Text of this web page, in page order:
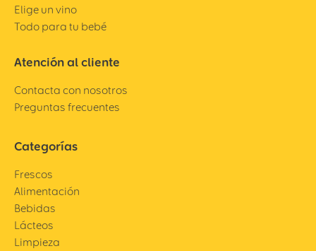
Elige un vino
Todo para tu bebé
Atención al cliente
Contacta con nosotros
Preguntas frecuentes
Categorías
Frescos
Alimentación
Bebidas
Lácteos
Limpieza